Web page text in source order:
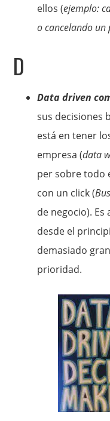
ellos (ejemplo:
o cancelando
D
Data driven
sus decisiones
está en tener
empresa (data
per sobre todo
con un click (
de negocio).
desde el
demasiado
prioridad.